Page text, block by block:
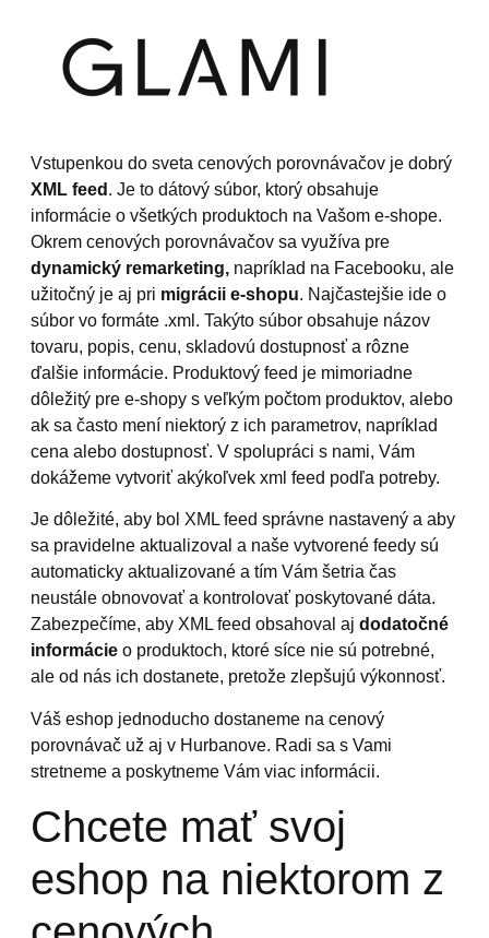
Vstupenkou do sveta cenových porovnávačov je dobrý
XML feed . Je to dátový súbor, ktorý obsahuje
informácie o všetkých produktoch na Vašom e-shope.
Okrem cenových porovnávačov sa využíva pre
dynamický remarketing, napríklad na Facebooku, ale
užitočný je aj pri migrácii e-shopu. Najčastejšie ide o
súbor vo formáte .xml. Takýto súbor obsahuje názov
tovaru, popis, cenu, skladovú dostupnosť a rôzne
ďalšie informácie. Produktový feed je mimoriadne
dôležitý pre e-shopy s veľkým počtom produktov, alebo
ak sa často mení niektorý z ich parametrov, napríklad
cena alebo dostupnosť. V spolupráci s nami, Vám
dokážeme vytvoriť akýkoľvek xml feed podľa potreby.
Je dôležité, aby bol XML feed správne nastavený a aby
sa pravidelne aktualizoval a naše vytvorené feedy sú
automaticky aktualizované a tím Vám šetria čas
neustále obnovovať a kontrolovať poskytované dáta.
Zabezpečíme, aby XML feed obsahoval aj dodatočné
informácie o produktoch, ktoré síce nie sú potrebné,
ale od nás ich dostanete, pretože zlepšujú výkonnosť.
Váš eshop jednoducho dostaneme na cenový
porovnávač už aj v Hurbanove. Radi sa s Vami
stretneme a poskytneme Vám viac informácii.
Chcete mať svoj
eshop na niektorom z